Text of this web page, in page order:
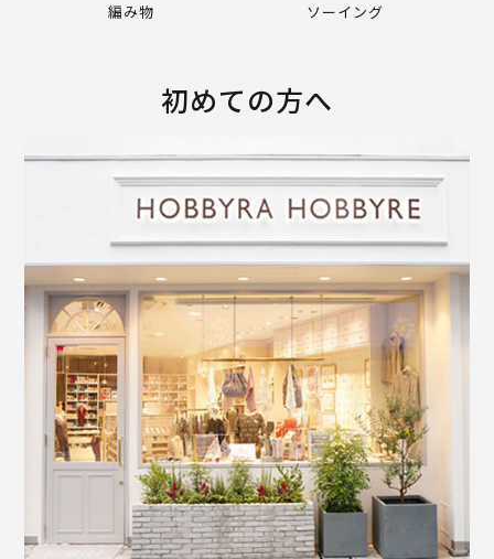
編み物 ソーイング
初めての方へ